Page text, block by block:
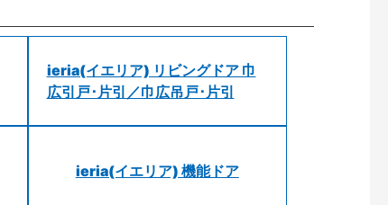
ieria(イエリア) リビングドア 巾
広引戸･片引／巾広吊戸･片引
ieria(イエリア) 機能ドア